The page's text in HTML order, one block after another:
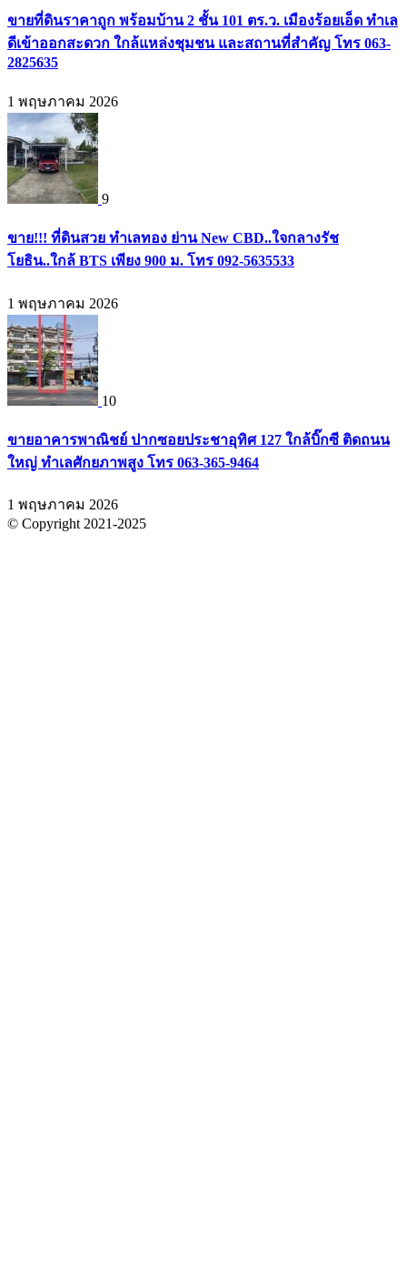
ขายที่ดินราคาถูก พร้อมบ้าน 2 ชั้น 101 ตร.ว. เมืองร้อยเอ็ด ทำเล
ดีเข้าออกสะดวก ใกล้แหล่งชุมชน และสถานที่สำคัญ โทร 063-
2825635
1 พฤษภาคม 2026
9
ขาย!!! ที่ดินสวย ทำเลทอง ย่าน New CBD..ใจกลางรัช
โยธิน..ใกล้ BTS เพียง 900 ม. โทร 092-5635533
1 พฤษภาคม 2026
10
ขายอาคารพาณิชย์ ปากซอยประชาอุทิศ 127 ใกล้บิ๊กซี ติดถนน
ใหญ่ ทำเลศักยภาพสูง โทร 063-365-9464
1 พฤษภาคม 2026
© Copyright 2021-2025